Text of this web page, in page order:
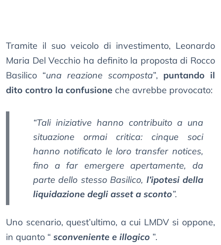
Tramite il suo veicolo di investimento, Leonardo
Maria Del Vecchio ha definito la proposta di Rocco
Basilico “una reazione scomposta”, puntando il
dito contro la confusione che avrebbe provocato:
“Tali iniziative hanno contribuito a una
situazione ormai critica: cinque soci
hanno notificato le loro transfer notices,
fino a far emergere apertamente, da
parte dello stesso Basilico, l’ipotesi della
liquidazione degli asset a sconto”.
Uno scenario, quest’ultimo, a cui LMDV si oppone,
in quanto “ sconveniente e illogico ”.